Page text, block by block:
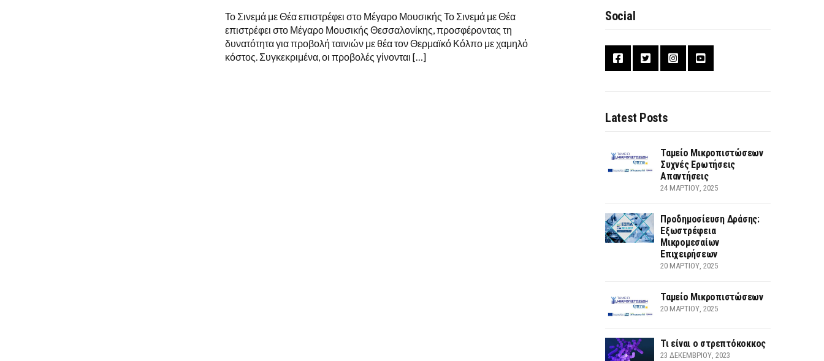
ΣΤΟ
ΜΈΓΑΡΟ
ΜΟΥΣΙΚΉΣ
Το Σινεμά με Θέα επιστρέφει στο Μέγαρο Μουσικής Το Σινεμά με Θέα
επιστρέφει στο Μέγαρο Μουσικής Θεσσαλονίκης, προσφέροντας τη
δυνατότητα για προβολή ταινιών με θέα τον Θερμαϊκό Κόλπο με χαμηλό
κόστος. Συγκεκριμένα, οι προβολές γίνονται […]
Social
Latest Posts
Ταμείο Μικροπιστώσεων
Συχνές Ερωτήσεις
Απαντήσεις
24 ΜΑΡΤΊΟΥ, 2025
Προδημοσίευση Δράσης:
Εξωστρέφεια
Μικρομεσαίων
Επιχειρήσεων
20 ΜΑΡΤΊΟΥ, 2025
Ταμείο Μικροπιστώσεων
20 ΜΑΡΤΊΟΥ, 2025
Τι είναι ο στρεπτόκοκκος
23 ΔΕΚΕΜΒΡΊΟΥ, 2023